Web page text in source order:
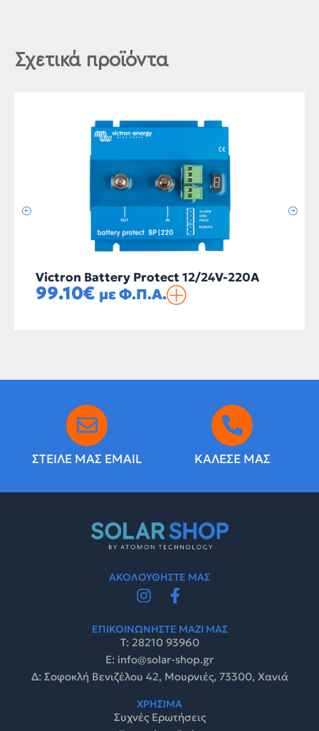
Σχετικά προϊόντα
Victron Battery Protect 12/24V-220A
99.10€ με Φ.Π.Α.
ΣΤΕΙΛΕ ΜΑΣ EMAIL ΚΑΛΕΣΕ ΜΑΣ
ΑΚΟΛΟΥΘΗΣΤΕ ΜΑΣ
ΕΠΙΚΟΙΝΩΝΗΣΤΕ ΜΑΖΙ ΜΑΣ
Τ: 28210 93960
E: info@solar-shop.gr
Δ: Σοφοκλή Βενιζέλου 42, Μουρνιές, 73300, Χανιά
ΧΡΗΣΙΜΑ
Συχνές Ερωτήσεις